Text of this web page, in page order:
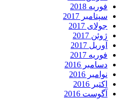
فوریه 2018
سپتامبر 2017
جولای 2017
ژوئن 2017
آوریل 2017
فوریه 2017
دسامبر 2016
نوامبر 2016
اکتبر 2016
آگوست 2016